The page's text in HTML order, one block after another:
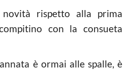
rispetto alla prima
con la consueta
è ormai alle spalle, è